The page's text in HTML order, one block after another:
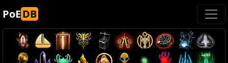
PoEDB